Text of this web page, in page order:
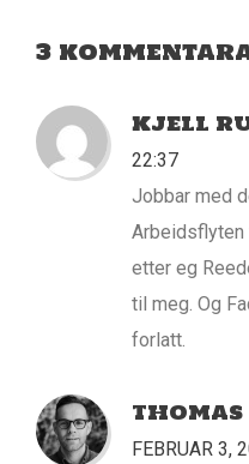
3
KJELL
22:37
Jobbar med
etter eg
til meg. Og
forlatt.
THOMAS
FEBRUAR 3,